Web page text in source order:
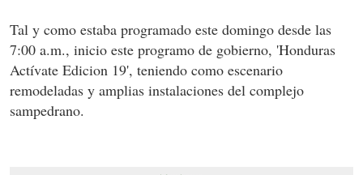
Tal y como estaba programado este domingo desde las
7:00 a.m., inicio este programo de gobierno, 'Honduras
Actívate Edicion 19', teniendo como escenario
remodeladas y amplias instalaciones del complejo
sampedrano.